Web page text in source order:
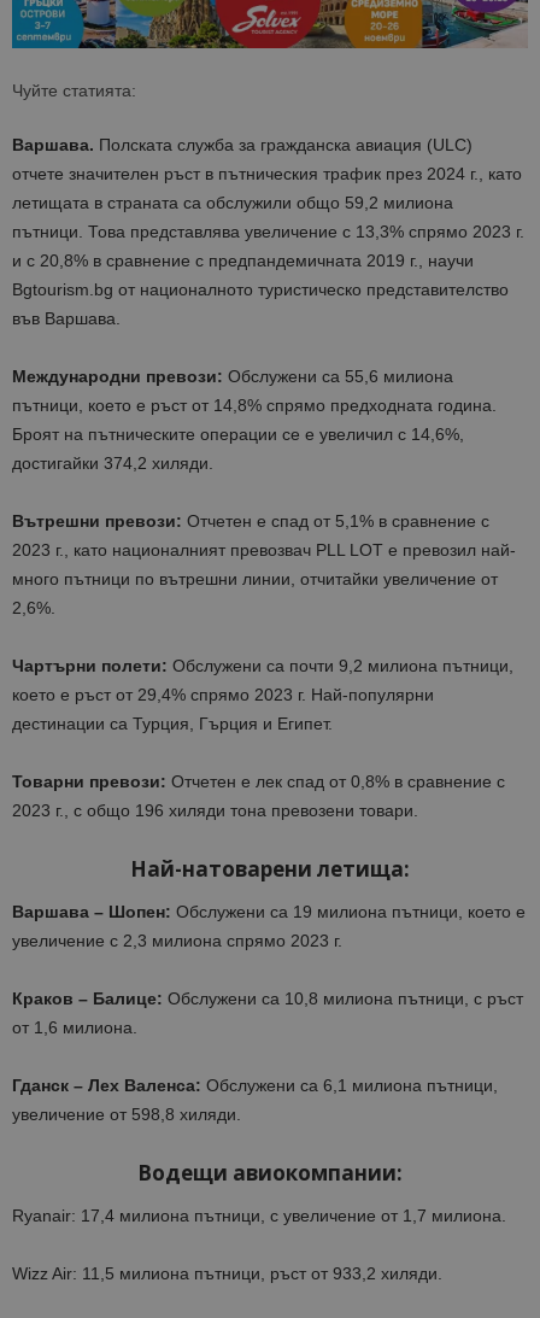
Чуйте статията:
Варшава. Полската служба за гражданска авиация (ULC)
отчете значителен ръст в пътническия трафик през 2024 г., като
летищата в страната са обслужили общо 59,2 милиона
пътници. Това представлява увеличение с 13,3% спрямо 2023 г.
и с 20,8% в сравнение с предпандемичната 2019 г.​, научи
Bgtourism.bg от националното туристическо представителство
във Варшава.
Международни превози: Обслужени са 55,6 милиона
пътници, което е ръст от 14,8% спрямо предходната година.
Броят на пътническите операции се е увеличил с 14,6%,
достигайки 374,2 хиляди.​
Вътрешни превози: Отчетен е спад от 5,1% в сравнение с
2023 г., като националният превозвач PLL LOT е превозил най-
много пътници по вътрешни линии, отчитайки увеличение от
2,6%.​
Чартърни полети: Обслужени са почти 9,2 милиона пътници,
което е ръст от 29,4% спрямо 2023 г. Най-популярни
дестинации са Турция, Гърция и Египет.​
Товарни превози: Отчетен е лек спад от 0,8% в сравнение с
2023 г., с общо 196 хиляди тона превозени товари.​
Най-натоварени летища:
Варшава – Шопен: Обслужени са 19 милиона пътници, което е
увеличение с 2,3 милиона спрямо 2023 г.​
Краков – Балице: Обслужени са 10,8 милиона пътници, с ръст
от 1,6 милиона.​
Гданск – Лех Валенса: Обслужени са 6,1 милиона пътници,
увеличение от 598,8 хиляди.​
Водещи авиокомпании:
Ryanair: 17,4 милиона пътници, с увеличение от 1,7 милиона.​
Wizz Air: 11,5 милиона пътници, ръст от 933,2 хиляди.​